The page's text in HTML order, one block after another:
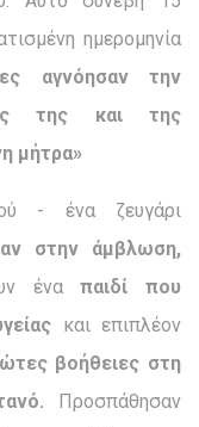
ημερομηνία
αγνόησαν την
της και της
μήτρα»
- ένα ζευγάρι
στην άμβλωση,
έναπαιδί που
και επιπλέον
βοήθειες στη
Προσπάθησαν